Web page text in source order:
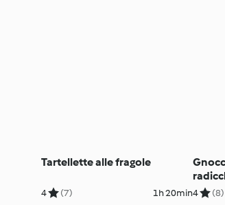
Tartellette alle fragole
4 (7) 1h 20min4 (8)